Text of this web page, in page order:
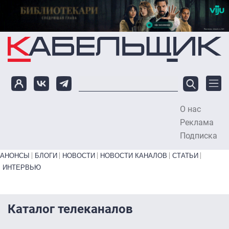
Перейти к основному содержанию
О нас
Реклама
Подписка
Primary links bottom
АНОНСЫ БЛОГИ НОВОСТИ НОВОСТИ КАНАЛОВ
СТАТЬИ
ИНТЕРВЬЮ
Каталог телеканалов